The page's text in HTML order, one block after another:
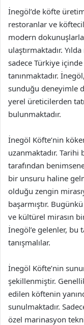
İnegöl’de köfte
restoranlar ve
modern
ulaştırmaktadır.
sadece Türkiye
tanınmaktadır.
sunduğu deneyimle
yerel üreticilerden
bulunmaktadır.
İnegöl Köfte’nin
uzanmaktadır.
tarafından
bir unsuru haline
olduğu zengin
başarmıştır.
ve kültürel mirasın
İnegöl’e gelenler,
tanışmalılar.
İnegöl Köfte’nin
şekillenmiştir.
edilen köftenin
sunulmaktadır.
özel marinasyon